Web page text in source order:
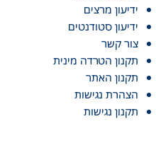
ידיעון מרצים
ידיעון סטודנטים
צור קשר
תקנון הטרדה מינית
תקנון האתר
הצהרת נגישות
תקנון נגישות